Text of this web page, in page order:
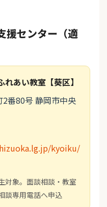
援センター（適
あい教室【葵区】
番80号 静岡市中央
kyoiku/
対象。面談相談・教室
談専用電話へ申込